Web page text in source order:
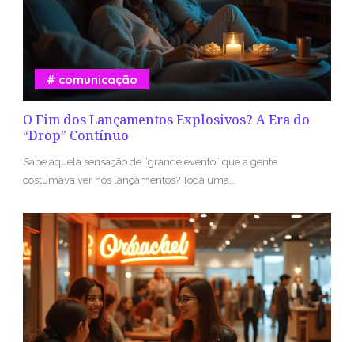
O Fim dos Lançamentos Explosivos? A Era do
“Drop” Contínuo
comunicação
Sabe aquela sensação de “grande evento” que a gente
costumava ver nos lançamentos? Toda uma...